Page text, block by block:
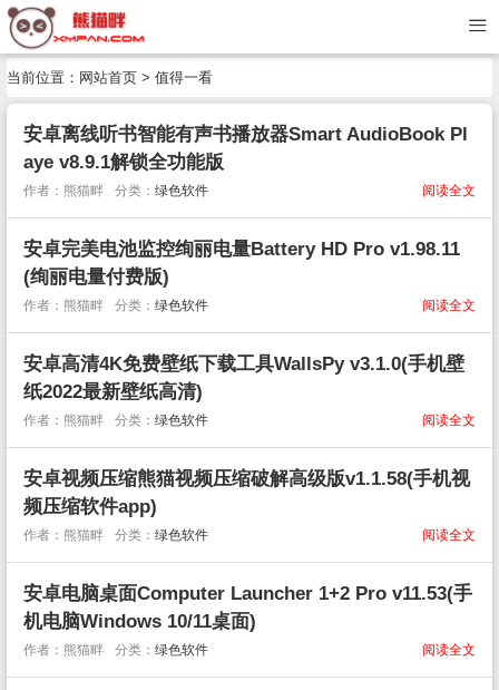
当前位置： 网站首页 > 值得一看
安卓离线听书智能有声书播放器Smart AudioBook Pl
aye v8.9.1解锁全功能版
阅读全文
作者：熊猫畔 分类： 绿色软件
安卓完美电池监控绚丽电量Battery HD Pro v1.98.11
(绚丽电量付费版)
阅读全文
作者：熊猫畔 分类： 绿色软件
安卓高清4K免费壁纸下载工具WallsPy v3.1.0(手机壁
纸2022最新壁纸高清)
阅读全文
作者：熊猫畔 分类： 绿色软件
安卓视频压缩熊猫视频压缩破解高级版v1.1.58(手机视
频压缩软件app)
阅读全文
作者：熊猫畔 分类： 绿色软件
安卓电脑桌面Computer Launcher 1+2 Pro v11.53(手
机电脑Windows 10/11桌面)
阅读全文
作者：熊猫畔 分类： 绿色软件